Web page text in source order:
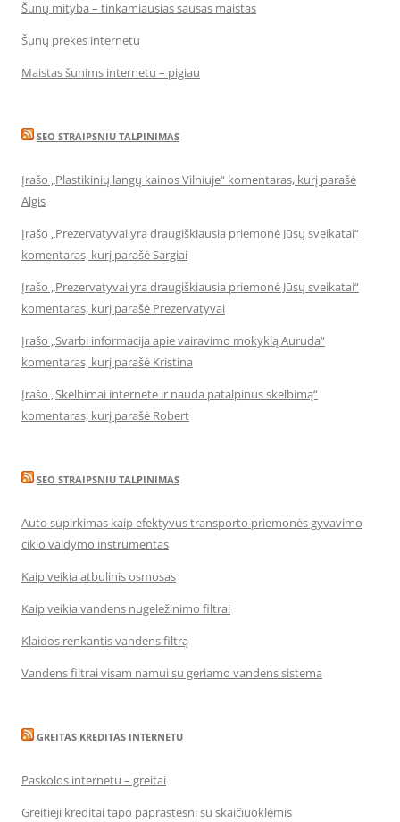
Šunų mityba – tinkamiausias sausas maistas
Šunų prekės internetu
Maistas šunims internetu – pigiau
SEO STRAIPSNIU TALPINIMAS
Įrašo „Plastikinių langų kainos Vilniuje“ komentaras, kurį parašė
Algis
Įrašo „Prezervatyvai yra draugiškiausia priemonė Jūsų sveikatai“
komentaras, kurį parašė Sargiai
Įrašo „Prezervatyvai yra draugiškiausia priemonė Jūsų sveikatai“
komentaras, kurį parašė Prezervatyvai
Įrašo „Svarbi informacija apie vairavimo mokyklą Auruda“
komentaras, kurį parašė Kristina
Įrašo „Skelbimai internete ir nauda patalpinus skelbimą“
komentaras, kurį parašė Robert
SEO STRAIPSNIU TALPINIMAS
Auto supirkimas kaip efektyvus transporto priemonės gyvavimo
ciklo valdymo instrumentas
Kaip veikia atbulinis osmosas
Kaip veikia vandens nugeležinimo filtrai
Klaidos renkantis vandens filtrą
Vandens filtrai visam namui su geriamo vandens sistema
GREITAS KREDITAS INTERNETU
Paskolos internetu – greitai
Greitieji kreditai tapo paprastesni su skaičiuoklėmis